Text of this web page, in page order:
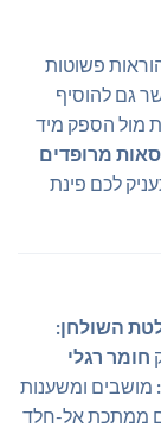
פשוטות
גם להוסיף
מול הספק מיד
לכם פינת
השולחן:
חומר רגלי
מושבים ומשענות
ממתכת אל-חלד